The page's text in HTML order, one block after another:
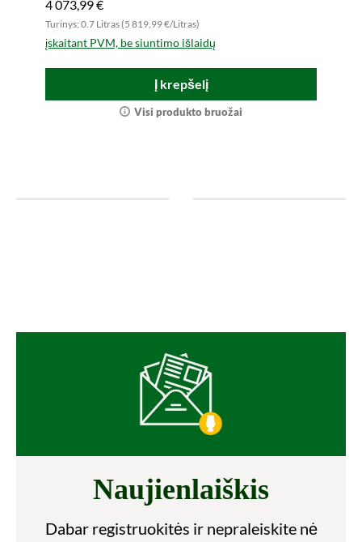
4 073,99 €
Turinys: 0.7 Litras (5 819,99 €/Litras)
įskaitant PVM, be siuntimo išlaidų
Į krepšelį
Visi produkto bruožai
Naujienlaiškis
Dabar registruokitės ir nepraleiskite nė